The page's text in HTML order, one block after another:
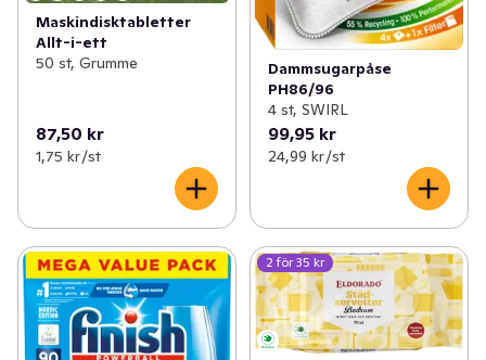
Maskindisktabletter
Allt-i-ett
50 st, Grumme
87,50 kr
1,75 kr /st
Dammsugarpåse
PH86/96
4 st, SWIRL
99,95 kr
24,99 kr /st
2 för 35 kr